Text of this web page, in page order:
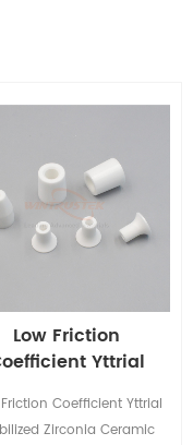
Low Friction
Yttrial
Nozzle
Coefficient Yttrial
Zirconia Ceramic